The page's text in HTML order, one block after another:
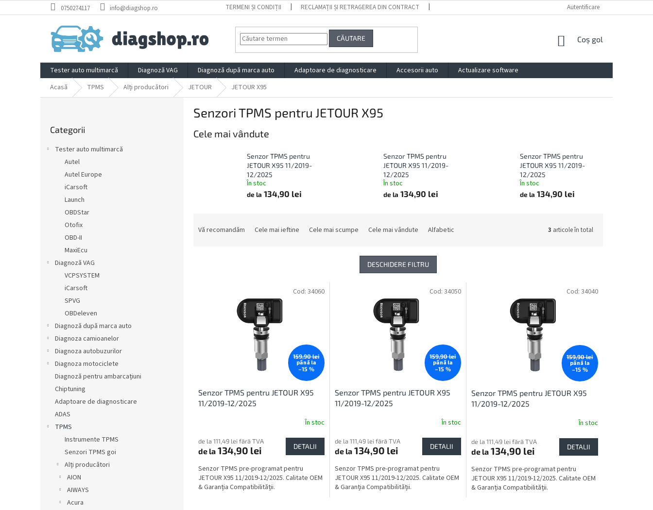
la
0750274117 info@diagshop.ro TERMENI ȘI CONDIȚII RECLAMAȚII ȘI RETRAGEREA DIN CONTRACT IMPRESSUM
Autentificare
CĂUTARE
COŞ
CUMPĂRĂTURI
Coş gol
Tester auto multimarcă Diagnoză VAG Diagnoză după marca auto Adaptoare de diagnosticare Accesorii auto
Actualizare software
Acasă
TPMS Alți producători JETOUR JETOUR X95
peste
Categorii
Tester auto multimarcă
Autel
Autel Europe
iCarsoft
Launch
OBDStar
Otofix
OBD-II
MaxiEcu
Diagnoză VAG
VCPSYSTEM
iCarsoft
SPVG
OBDeleven
Diagnoză după marca auto
Diagnoza camioanelor
Diagnoza autobuzurilor
Diagnoza motociclete
Diagnoză pentru ambarcațiuni
Chiptuning
Adaptoare de diagnosticare
ADAS
TPMS
Instrumente TPMS
Senzori TPMS goi
Alți producători
AION
AIWAYS
Acura
Senzori TPMS pentru JETOUR X95
Cele mai vândute
Senzor TPMS pentru
JETOUR X95 11/2019-
12/2025
În stoc
de la 134,90 lei
Senzor TPMS pentru
JETOUR X95 11/2019-
12/2025
În stoc
de la 134,90 lei
Senzor TPMS pentru
JETOUR X95 11/2019-
12/2025
În stoc
de la 134,90 lei
Vă recomandăm Cele mai ieftine Cele mai scumpe Cele mai vândute Alfabetic 3 articole în total
DESCHIDERE FILTRU
159,90 lei
până la
–15 %
Senzor TPMS pentru JETOUR X95
11/2019-12/2025
În stoc
de la 111,49 lei fără TVA
de la 134,90 lei DETALII
Senzor TPMS pre-programat pentru
JETOUR X95 11/2019-12/2025. Calitate OEM
& Garanția Compatibilității.
Cod: 34060
159,90 lei
până la
–15 %
Senzor TPMS pentru JETOUR X95
11/2019-12/2025
În stoc
de la 111,49 lei fără TVA
de la134,90 lei DETALII
Senzor TPMS pre-programat pentru
JETOUR X95 11/2019-12/2025. Calitate OEM
& Garanția Compatibilității.
Cod: 34050
159,90 lei
până la
–15 %
Senzor TPMS pentru JETOUR X95
11/2019-12/2025
În stoc
de la 111,49 lei fără TVA
de la134,90 lei DETALII
Senzor TPMS pre-programat pentru
JETOUR X95 11/2019-12/2025. Calitate OEM
& Garanția Compatibilității.
Cod: 34040